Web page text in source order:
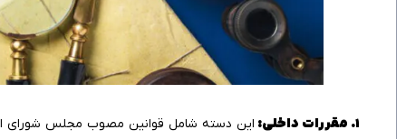
۱. مقررات داخلی: این دسته شامل قوانین مصوب مجلس شورای